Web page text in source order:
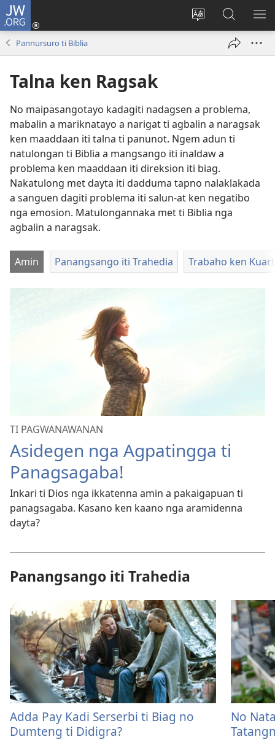
JW.ORG
Baliwan
lengguahe
Ag-
log
(manglukat
window)
Agbirok
iti
JW.ORG
Pannursuro ti Biblia
Talna ken Ragsak
No maipasangotayo kadagiti nadagsen a problema,
mabalin a mariknatayo a narigat ti agbalin a naragsak
ken maaddaan iti talna ti panunot. Ngem adun ti
natulongan ti Biblia a mangsango iti inaldaw a
problema ken maaddaan iti direksion iti biag.
Nakatulong met dayta iti dadduma tapno nalaklakada
a sanguen dagiti problema iti salun-at ken negatibo
nga emosion. Matulongannaka met ti Biblia nga
agbalin a naragsak.
Amin Panangsango iti Trahedia Trabaho ken
TI PAGWANAWANAN
Asidegen nga Agpatingga ti
Panagsagaba!
Inkari ti Dios nga ikkatenna amin a pakaigapuan ti
panagsagaba. Kasano ken kaano nga aramidenna
dayta?
Panangsango iti Trahedia
Adda Pay Kadi Serserbi ti Biag no
Dumteng ti Didigra?
No